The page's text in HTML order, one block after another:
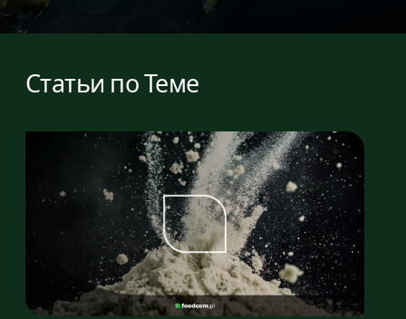
Статьи по Теме